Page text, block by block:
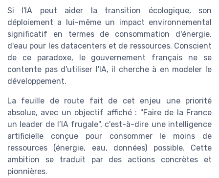
Si l'IA peut aider la transition écologique, son
déploiement a lui-même un impact environnemental
significatif en termes de consommation d'énergie,
d'eau pour les datacenters et de ressources. Conscient
de ce paradoxe, le gouvernement français ne se
contente pas d'utiliser l'IA, il cherche à en modeler le
développement.
La feuille de route fait de cet enjeu une priorité
absolue, avec un objectif affiché : "Faire de la France
un leader de l’IA frugale", c'est-à-dire une intelligence
artificielle conçue pour consommer le moins de
ressources (énergie, eau, données) possible. Cette
ambition se traduit par des actions concrètes et
pionnières.